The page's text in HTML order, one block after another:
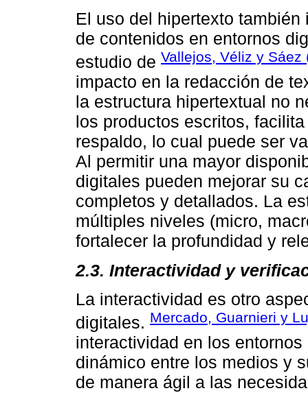
El uso del hipertexto
de contenidos en entornos
estudio de Vallejos, Véliz y Sáez
impacto en la redacción de
la estructura hipertextual no
los productos escritos,
respaldo, lo cual puede ser
Al permitir una mayor
digitales pueden mejorar su
completos y detallados. La
múltiples niveles (micro,
fortalecer la profundidad y
2.3. Interactividad y
La interactividad es otro
digitales. Mercado, Guarnieri y
interactividad en los
dinámico entre los medios y
de manera ágil a las